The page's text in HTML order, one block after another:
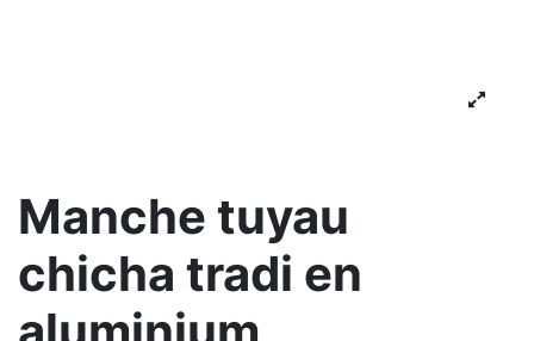
Manche tuyau
chicha tradi en